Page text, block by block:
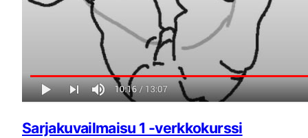
Sarjakuvailmaisu 1 -verkkokurssi